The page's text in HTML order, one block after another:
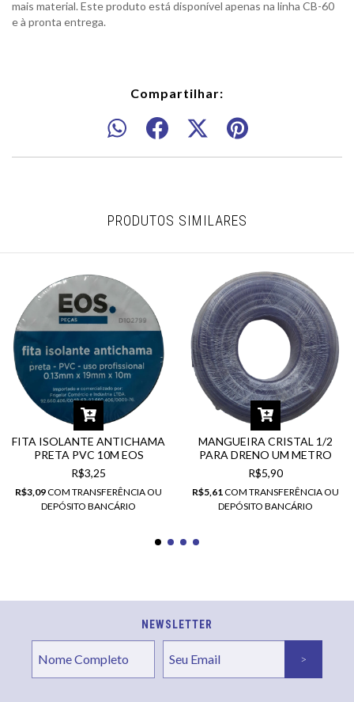
mais material. Este produto está disponível apenas na linha CB-60
e à pronta entrega.
Compartilhar:
PRODUTOS SIMILARES
FITA ISOLANTE ANTICHAMA
PRETA PVC 10M EOS
R$3,25
R$3,09COM TRANSFERÊNCIA OU
DEPÓSITO BANCÁRIO
MANGUEIRA CRISTAL 1/2
PARA DRENO UM METRO
R$5,90
R$5,61 COM TRANSFERÊNCIA OU
DEPÓSITO BANCÁRIO
NEWSLETTER